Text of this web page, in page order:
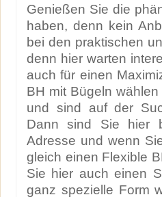
Genießen Sie die
haben, denn kein
bei den praktischen
denn hier warten
auch für einen
BH mit Bügeln
und sind auf der
Dann sind Sie hier
Adresse und wenn
gleich einen Flexible
Sie hier auch einen
ganz spezielle Form